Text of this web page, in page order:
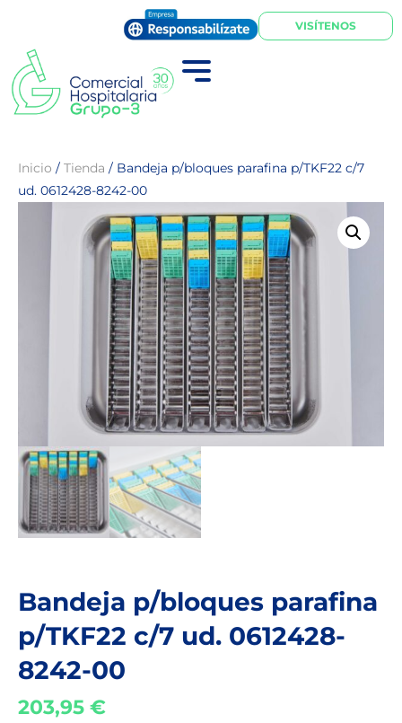
VISÍTENOS
Inicio / Tienda / Bandeja p/bloques parafina p/TKF22 c/7
ud. 0612428-8242-00
Bandeja p/bloques parafina
p/TKF22 c/7 ud. 0612428-
8242-00
203,95 €